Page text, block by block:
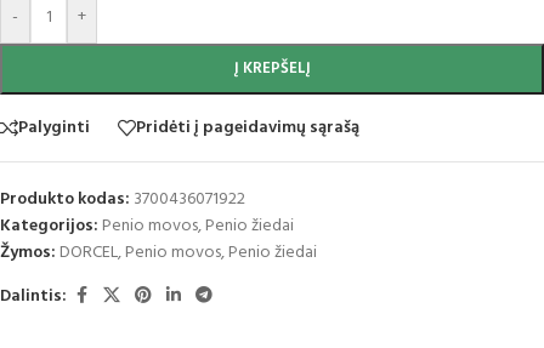
- +
Į KREPŠELĮ
Palyginti Pridėti į pageidavimų sąrašą
Produkto kodas: 3700436071922
Kategorijos: Penio movos,Penio žiedai
Žymos: DORCEL,Penio movos,Penio žiedai
Dalintis: